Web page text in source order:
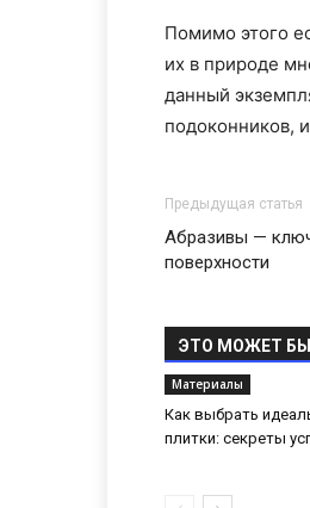
Помимо этого
их в природе
данный
подоконников,
Предыдущая статья
Абразивы —
поверхности
ЭТО МОЖЕТ
Материалы
Как выбрать
плитки: секреты